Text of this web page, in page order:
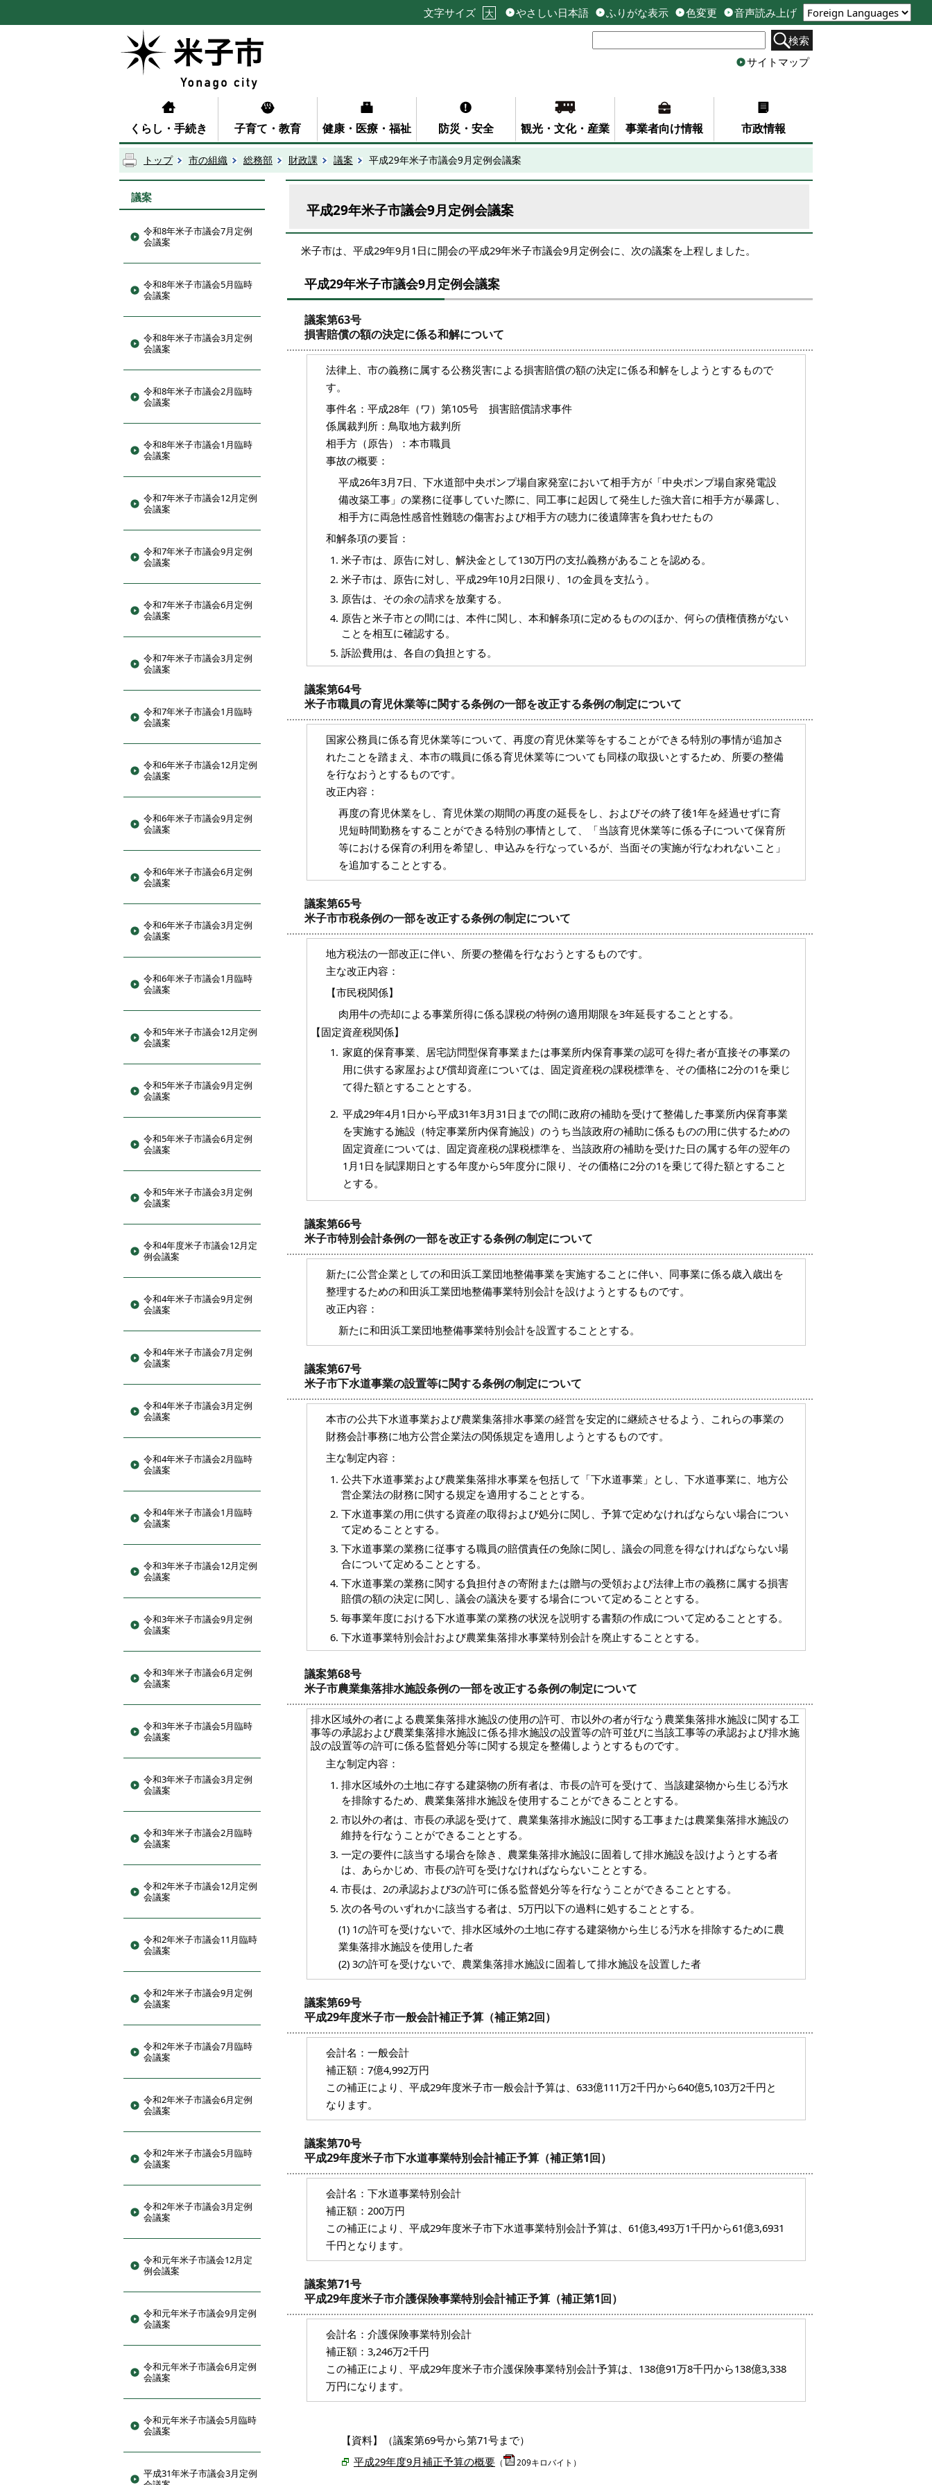
文字サイズ 大 やさしい日本語 ふりがな表示 色変更
音声読み上げ
検索
サイトマップ
くらし・手続き 子育て・教育 健康・医療・福祉 防災・安全 観光・文化・産業 事業者向け情報 市政情報
トップ 市の組織 総務部 財政課 議案 平成29年米子市議会9月定例会議案
議案
令和8年米子市議会7月定例
会議案
令和8年米子市議会5月臨時
会議案
令和8年米子市議会3月定例
会議案
令和8年米子市議会2月臨時
会議案
令和8年米子市議会1月臨時
会議案
令和7年米子市議会12月定例
会議案
令和7年米子市議会9月定例
会議案
令和7年米子市議会6月定例
会議案
令和7年米子市議会3月定例
会議案
令和7年米子市議会1月臨時
会議案
令和6年米子市議会12月定例
会議案
令和6年米子市議会9月定例
会議案
令和6年米子市議会6月定例
会議案
令和6年米子市議会3月定例
会議案
令和6年米子市議会1月臨時
会議案
令和5年米子市議会12月定例
会議案
令和5年米子市議会9月定例
会議案
令和5年米子市議会6月定例
会議案
令和5年米子市議会3月定例
会議案
令和4年度米子市議会12月定
例会議案
令和4年米子市議会9月定例
会議案
令和4年米子市議会7月定例
会議案
令和4年米子市議会3月定例
会議案
令和4年米子市議会2月臨時
会議案
令和4年米子市議会1月臨時
会議案
令和3年米子市議会12月定例
会議案
令和3年米子市議会9月定例
会議案
令和3年米子市議会6月定例
会議案
令和3年米子市議会5月臨時
会議案
令和3年米子市議会3月定例
会議案
令和3年米子市議会2月臨時
会議案
令和2年米子市議会12月定例
会議案
令和2年米子市議会11月臨時
会議案
令和2年米子市議会9月定例
会議案
令和2年米子市議会7月臨時
会議案
令和2年米子市議会6月定例
会議案
令和2年米子市議会5月臨時
会議案
令和2年米子市議会3月定例
会議案
令和元年米子市議会12月定
例会議案
令和元年米子市議会9月定例
会議案
令和元年米子市議会6月定例
会議案
令和元年米子市議会5月臨時
会議案
平成31年米子市議会3月定例
平成29年米子市議会9月定例会議案
米子市は、平成29年9月1日に開会の平成29年米子市議会9月定例会に、次の議案を上程しました。
平成29年米子市議会9月定例会議案
議案第63号
損害賠償の額の決定に係る和解について
法律上、市の義務に属する公務災害による損害賠償の額の決定に係る和解をしようとするもので
す。
事件名：平成28年（ワ）第105号 損害賠償請求事件
係属裁判所：鳥取地方裁判所
相手方（原告）：本市職員
事故の概要：
平成26年3月7日、下水道部中央ポンプ場自家発室において相手方が「中央ポンプ場自家発電設
備改築工事」の業務に従事していた際に、同工事に起因して発生した強大音に相手方が暴露し、
相手方に両急性感音性難聴の傷害および相手方の聴力に後遺障害を負わせたもの
和解条項の要旨：
米子市は、原告に対し、解決金として130万円の支払義務があることを認める。
米子市は、原告に対し、平成29年10月2日限り、1の金員を支払う。
原告は、その余の請求を放棄する。
原告と米子市との間には、本件に関し、本和解条項に定めるもののほか、何らの債権債務がない
ことを相互に確認する。
訴訟費用は、各自の負担とする。
議案第64号
米子市職員の育児休業等に関する条例の一部を改正する条例の制定について
国家公務員に係る育児休業等について、再度の育児休業等をすることができる特別の事情が追加さ
れたことを踏まえ、本市の職員に係る育児休業等についても同様の取扱いとするため、所要の整備
を行なおうとするものです。
改正内容：
再度の育児休業をし、育児休業の期間の再度の延長をし、およびその終了後1年を経過せずに育
児短時間勤務をすることができる特別の事情として、「当該育児休業等に係る子について保育所
等における保育の利用を希望し、申込みを行なっているが、当面その実施が行なわれないこと」
を追加することとする。
議案第65号
米子市市税条例の一部を改正する条例の制定について
地方税法の一部改正に伴い、所要の整備を行なおうとするものです。
主な改正内容：
【市民税関係】
肉用牛の売却による事業所得に係る課税の特例の適用期限を3年延長することとする。
【固定資産税関係】
家庭的保育事業、居宅訪問型保育事業または事業所内保育事業の認可を得た者が直接その事業の
用に供する家屋および償却資産については、固定資産税の課税標準を、その価格に2分の1を乗じ
て得た額とすることとする。
平成29年4月1日から平成31年3月31日までの間に政府の補助を受けて整備した事業所内保育事業
を実施する施設（特定事業所内保育施設）のうち当該政府の補助に係るものの用に供するための
固定資産については、固定資産税の課税標準を、当該政府の補助を受けた日の属する年の翌年の
1月1日を賦課期日とする年度から5年度分に限り、その価格に2分の1を乗じて得た額とすること
とする。
議案第66号
米子市特別会計条例の一部を改正する条例の制定について
新たに公営企業としての和田浜工業団地整備事業を実施することに伴い、同事業に係る歳入歳出を
整理するための和田浜工業団地整備事業特別会計を設けようとするものです。
改正内容：
新たに和田浜工業団地整備事業特別会計を設置することとする。
議案第67号
米子市下水道事業の設置等に関する条例の制定について
本市の公共下水道事業および農業集落排水事業の経営を安定的に継続させるよう、これらの事業の
財務会計事務に地方公営企業法の関係規定を適用しようとするものです。
主な制定内容：
公共下水道事業および農業集落排水事業を包括して「下水道事業」とし、下水道事業に、地方公
営企業法の財務に関する規定を適用することとする。
下水道事業の用に供する資産の取得および処分に関し、予算で定めなければならない場合につい
て定めることとする。
下水道事業の業務に従事する職員の賠償責任の免除に関し、議会の同意を得なければならない場
合について定めることとする。
下水道事業の業務に関する負担付きの寄附または贈与の受領および法律上市の義務に属する損害
賠償の額の決定に関し、議会の議決を要する場合について定めることとする。
毎事業年度における下水道事業の業務の状況を説明する書類の作成について定めることとする。
下水道事業特別会計および農業集落排水事業特別会計を廃止することとする。
議案第68号
米子市農業集落排水施設条例の一部を改正する条例の制定について
排水区域外の者による農業集落排水施設の使用の許可、市以外の者が行なう農業集落排水施設に関する工
事等の承認および農業集落排水施設に係る排水施設の設置等の許可並びに当該工事等の承認および排水施
設の設置等の許可に係る監督処分等に関する規定を整備しようとするものです。
主な制定内容：
排水区域外の土地に存する建築物の所有者は、市長の許可を受けて、当該建築物から生じる汚水
を排除するため、農業集落排水施設を使用することができることとする。
市以外の者は、市長の承認を受けて、農業集落排水施設に関する工事または農業集落排水施設の
維持を行なうことができることとする。
一定の要件に該当する場合を除き、農業集落排水施設に固着して排水施設を設けようとする者
は、あらかじめ、市長の許可を受けなければならないこととする。
市長は、2の承認および3の許可に係る監督処分等を行なうことができることとする。
次の各号のいずれかに該当する者は、5万円以下の過料に処することとする。
(1) 1の許可を受けないで、排水区域外の土地に存する建築物から生じる汚水を排除するために農
業集落排水施設を使用した者
(2) 3の許可を受けないで、農業集落排水施設に固着して排水施設を設置した者
議案第69号
平成29年度米子市一般会計補正予算（補正第2回）
会計名：一般会計
補正額：7億4,992万円
この補正により、平成29年度米子市一般会計予算は、633億111万2千円から640億5,103万2千円と
なります。
議案第70号
平成29年度米子市下水道事業特別会計補正予算（補正第1回）
会計名：下水道事業特別会計
補正額：200万円
この補正により、平成29年度米子市下水道事業特別会計予算は、61億3,493万1千円から61億3,6931
千円となります。
議案第71号
平成29年度米子市介護保険事業特別会計補正予算（補正第1回）
会計名：介護保険事業特別会計
補正額：3,246万2千円
この補正により、平成29年度米子市介護保険事業特別会計予算は、138億91万8千円から138億3,338
万円になります。
【資料】（議案第69号から第71号まで）
平成29年度9月補正予算の概要 （ 209キロバイト）